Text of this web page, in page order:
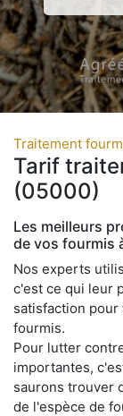
Traitement
Tarif
(05000)
Les meilleurs
de vos fourmis
Nos experts
c'est ce qui leur
satisfaction
fourmis.
Pour lutter
importantes,
saurons trouver
de l'espèce de